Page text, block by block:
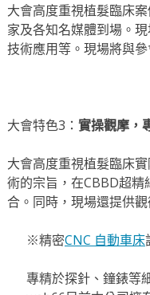
大會高度重視植髮臨床
家及各知名媒體到場。
技術應用等。現場將與
大會特色3： 實操觀摩，
大會高度重視植髮臨床
術的宗旨，在CBBD超
合。同時，現場還提供
※精密CNC 自動車床
專精於探針、鐘錶等